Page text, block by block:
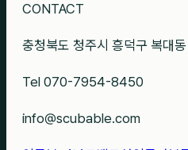
CONTACT
충청북도 청주시 흥덕구 복대
Tel 070-7954-8450
info@scubable.com